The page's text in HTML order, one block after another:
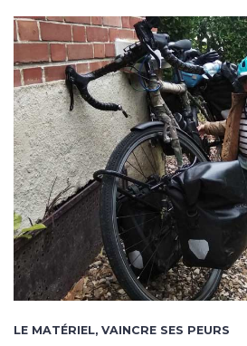
LE MATÉRIEL, VAINCRE SES PEURS